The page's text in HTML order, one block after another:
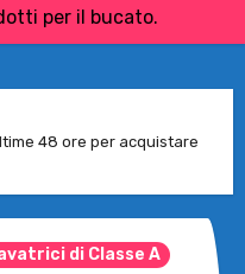
per il bucato.
48 ore per acquistare
di Classe A